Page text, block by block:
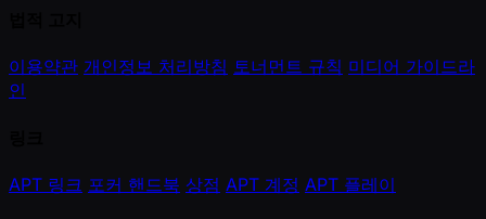
이용약관 개인정보 처리방침 토너먼트 규칙 미디어 가이드라
인
APT 링크 포커 핸드북 상점 APT 계정 APT 플레이